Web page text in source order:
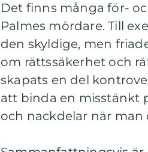
Det finns många för-
Palmes mördare. Till
den skyldige, men
om rättssäkerhet och
skapats en del
att binda en misstänkt
och nackdelar när